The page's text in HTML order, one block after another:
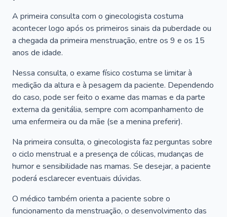
A primeira consulta com o ginecologista costuma
acontecer logo após os primeiros sinais da puberdade ou
a chegada da primeira menstruação, entre os 9 e os 15
anos de idade.
Nessa consulta, o exame físico costuma se limitar à
medição da altura e à pesagem da paciente. Dependendo
do caso, pode ser feito o exame das mamas e da parte
externa da genitália, sempre com acompanhamento de
uma enfermeira ou da mãe (se a menina preferir).
Na primeira consulta, o ginecologista faz perguntas sobre
o ciclo menstrual e a presença de cólicas, mudanças de
humor e sensibilidade nas mamas. Se desejar, a paciente
poderá esclarecer eventuais dúvidas.
O médico também orienta a paciente sobre o
funcionamento da menstruação, o desenvolvimento das